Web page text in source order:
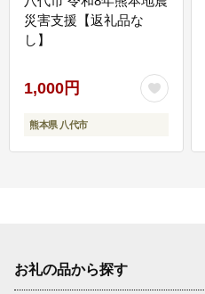
災害支援【返礼品な
し】
1,000円
熊本県 八代市
お礼の品から探す